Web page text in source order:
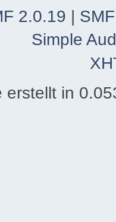
2.0.19 |
Simple
erstellt in